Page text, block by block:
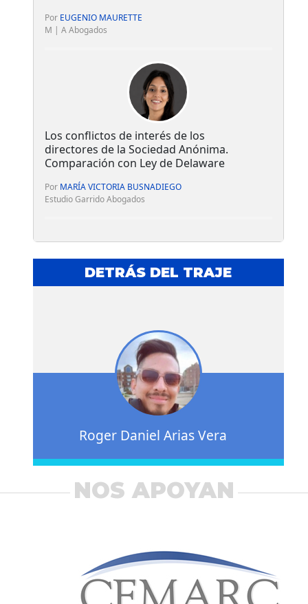
Por EUGENIO MAURETTE
M | A Abogados
Los conflictos de interés de los
directores de la Sociedad Anónima.
Comparación con Ley de Delaware
Por MARÍA VICTORIA BUSNADIEGO
Estudio Garrido Abogados
DETRÁS DEL TRAJE
Roger Daniel Arias Vera
NOS APOYAN